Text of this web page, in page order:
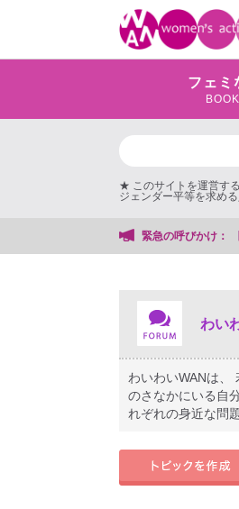
フェミ
★ このサイトを運営す
ジェンダー平等を求め
緊急の呼びかけ：
わい
わいわいWANは、
のさなかにいる自
れぞれの身近な問